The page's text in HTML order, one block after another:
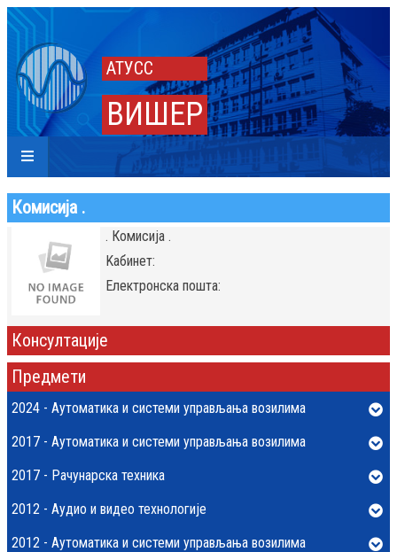
АТУСС
ВИШЕР
Комисија .
. Комисија .
Kабинет:
Eлектронска пошта:
Консултације
Предмети
2024 - Аутоматика и системи управљања возилима
2017 - Аутоматика и системи управљања возилима
2017 - Рачунарска техника
2012 - Аудио и видео технологије
2012 - Аутоматика и системи управљања возилима